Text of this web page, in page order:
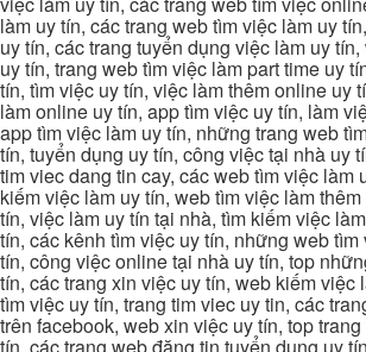
làm uy tín, các trang web tìm việc làm uy
uy tín, các trang tuyển dụng việc làm uy
uy tín, trang web tìm việc làm part time uy
tín, tìm việc uy tín, việc làm thêm online uy
làm online uy tín, app tìm việc uy tín, làm
app tìm việc làm uy tín, những trang web
tín, tuyển dụng uy tín, công việc tại nhà uy
tim viec dang tin cay, các web tìm việc làm
kiếm việc làm uy tín, web tìm việc làm
tín, việc làm uy tín tại nhà, tìm kiếm việc
tín, các kênh tìm việc uy tín, những web tìm
tín, công việc online tại nhà uy tín, top
tín, các trang xin việc uy tín, web kiếm việc
tìm việc uy tín, trang tim viec uy tin, các
trên facebook, web xin việc uy tín, top
tín, các trang web đăng tin tuyển dụng uy